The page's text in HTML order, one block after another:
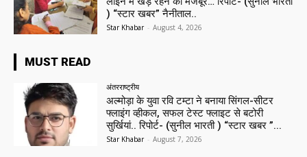
) “स्टार खबर” नैनीताल..
Star Khabar - August 4, 2026
MUST READ
अंतरराष्ट्रीय
अल्मोड़ा के युवा रवि टम्टा ने बनाया सिंगल-सीटर
फ्लाइंग व्हीकल, सफल टेस्ट फ्लाइट से बटोरी
सुर्खियां.. रिपोर्ट- (सुनील भारती ) “स्टार खबर ”...
Star Khabar - August 7, 2026